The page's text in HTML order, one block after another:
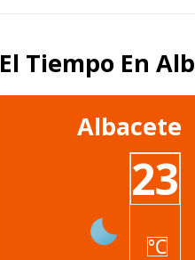
El Tiempo En
Albacete
23
°C